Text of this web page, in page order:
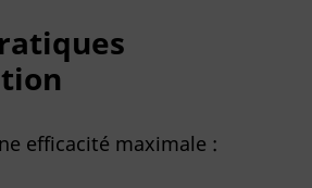
efficacité maximale :